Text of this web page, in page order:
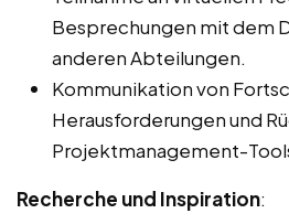
Besprechungen mit dem
anderen Abteilungen.
Kommunikation von
Herausforderungen und
Projektmanagement-
Recherche und Inspiration: